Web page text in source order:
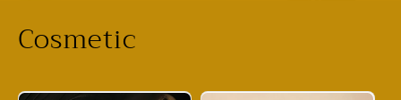
Cosmetic